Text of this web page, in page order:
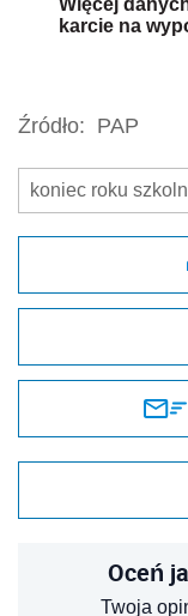
karcie na
Źródło: PAP
koniec roku
Oceń
Twoja